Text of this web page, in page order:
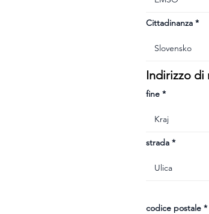
Cittadinanza
Indirizzo di
fine
strada
codice postale